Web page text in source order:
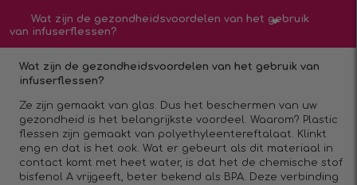
Wat zijn de gezondheidsvoordelen van het gebruik
van infuserflessen?
Wat zijn de gezondheidsvoordelen van het gebruik van
infuserflessen?
Ze zijn gemaakt van glas. Dus het beschermen van uw
gezondheid is het belangrijkste voordeel. Waarom? Plastic
flessen zijn gemaakt van polyethyleentereftalaat. Klinkt
eng en dat is het ook. Wat er gebeurt als dit materiaal in
contact komt met heet water, is dat het de chemische stof
bisfenol A vrijgeeft, beter bekend als BPA. Deze verbinding